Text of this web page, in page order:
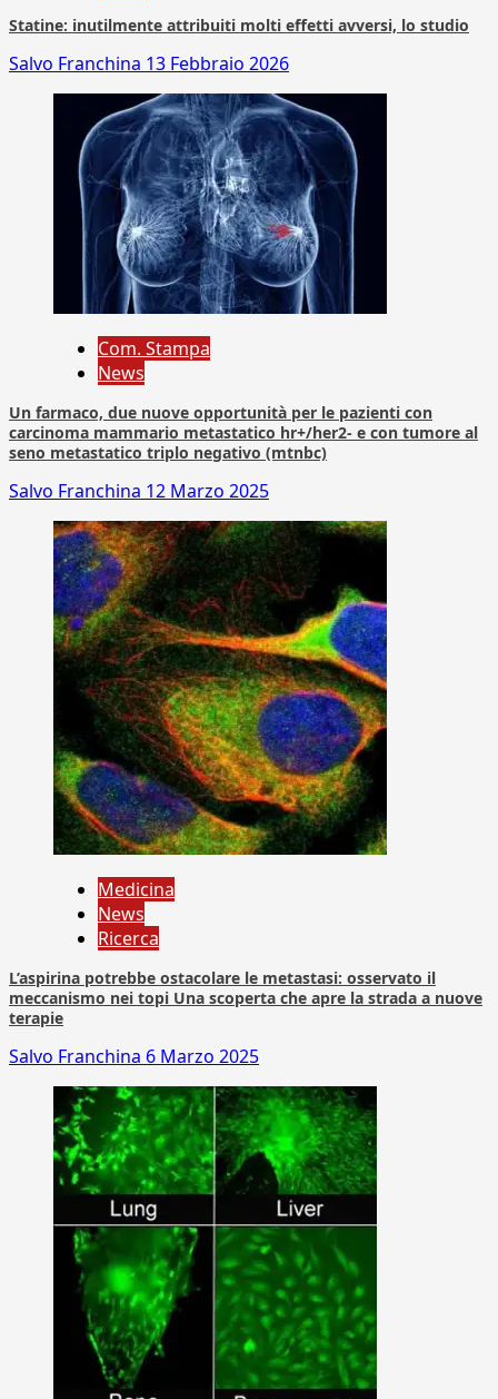
Statine: inutilmente attribuiti molti effetti avversi, lo studio
Salvo Franchina 13 Febbraio 2026
Com. Stampa
News
Un farmaco, due nuove opportunità per le pazienti con
carcinoma mammario metastatico hr+/her2- e con tumore al
seno metastatico triplo negativo (mtnbc)
Salvo Franchina 12 Marzo 2025
Medicina
News
Ricerca
L’aspirina potrebbe ostacolare le metastasi: osservato il
meccanismo nei topi Una scoperta che apre la strada a nuove
terapie
Salvo Franchina 6 Marzo 2025